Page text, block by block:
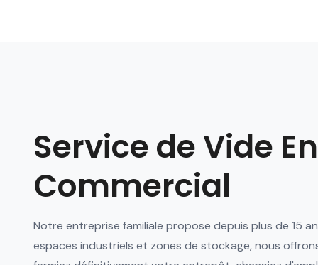
Service de Vide
Commercial
Notre entreprise familiale propose depuis plus de 15
espaces industriels et zones de stockage, nous